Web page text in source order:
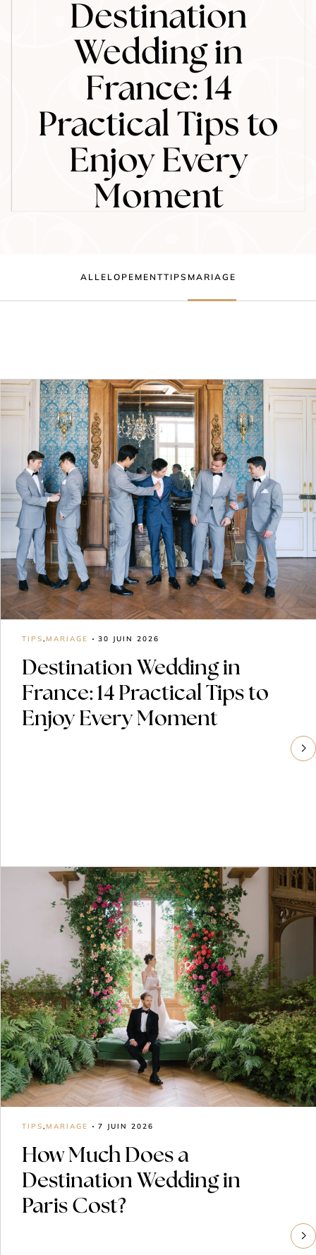
Destination
Wedding in
France: 14
Practical Tips to
Enjoy Every
Moment
ALL ELOPEMENTTIPS MARIAGE
TIPS, MARIAGE 30 JUIN 2026
Destination Wedding in
France: 14 Practical Tips to
Enjoy Every Moment
TIPS, MARIAGE 7 JUIN 2026
How Much Does a
Destination Wedding in
Paris Cost?